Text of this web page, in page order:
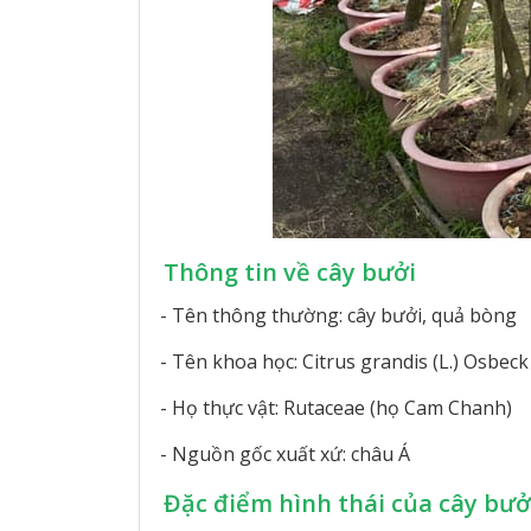
Thông tin về cây bưởi
- Tên thông thường: cây bưởi, quả bòng
- Tên khoa học: Citrus grandis (L.) Osbeck
- Họ thực vật: Rutaceae (họ Cam Chanh)
- Nguồn gốc xuất xứ: châu Á
Đặc điểm hình thái của cây